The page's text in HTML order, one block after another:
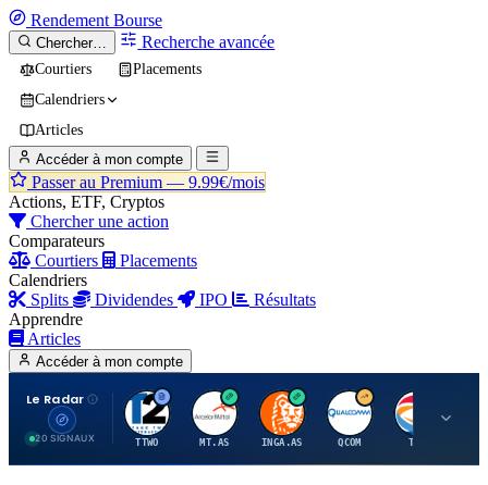
Rendement Bourse
Chercher… Recherche avancée
Courtiers
Placements
Calendriers
Articles
Accéder à mon compte
Passer au Premium — 9.99€/mois
Actions, ETF, Cryptos
Chercher une action
Comparateurs
Courtiers
Placements
Calendriers
Splits
Dividendes IPO
Résultats
Apprendre
Articles
Accéder à mon compte
Le Radar
20 SIGNAUX
T
TTWO
A
MT.AS
I
INGA.AS
Q
QCOM
T
TTE